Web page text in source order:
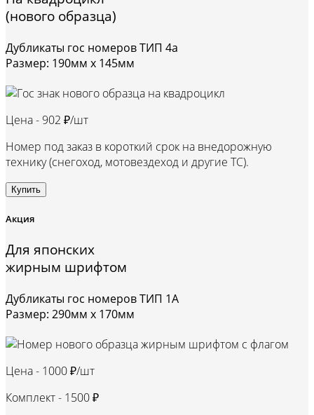
(нового образца)
Дубликаты гос номеров ТИП 4а
Размер: 190мм х 145мм
Цена - 902 ₽/шт
Номер под заказ в короткий срок на внедорожную
технику (снегоход, мотовездеход и другие ТС).
Купить
Акция
Для японских
жирным шрифтом
Дубликаты гос номеров ТИП 1А
Размер: 290мм х 170мм
Цена - 1000 ₽/шт
Комплект - 1500 ₽